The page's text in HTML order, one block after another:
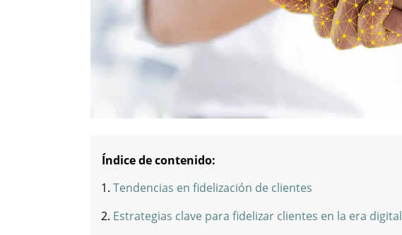
Índice de contenido:
Tendencias en fidelización de clientes
Estrategias clave para fidelizar clientes en la era digital